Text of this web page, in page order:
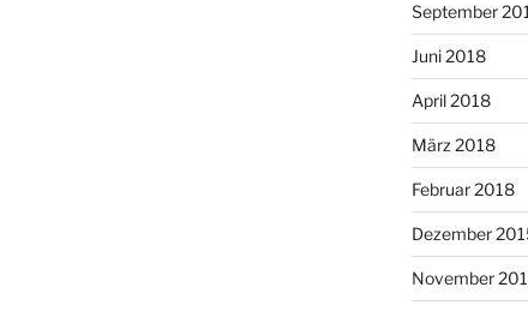
September
Juni 2018
April 2018
März 2018
Februar 2018
Dezember
November